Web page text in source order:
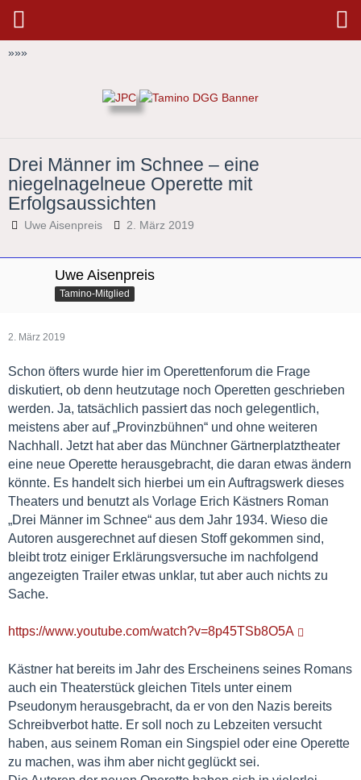
»»»
Drei Männer im Schnee – eine
niegelnagelneue Operette mit
Erfolgsaussichten
Uwe Aisenpreis 2. März 2019
Uwe Aisenpreis
Tamino-Mitglied
2. März 2019
Schon öfters wurde hier im Operettenforum die Frage
diskutiert, ob denn heutzutage noch Operetten geschrieben
werden. Ja, tatsächlich passiert das noch gelegentlich,
meistens aber auf „Provinzbühnen“ und ohne weiteren
Nachhall. Jetzt hat aber das Münchner Gärtnerplatztheater
eine neue Operette herausgebracht, die daran etwas ändern
könnte. Es handelt sich hierbei um ein Auftragswerk dieses
Theaters und benutzt als Vorlage Erich Kästners Roman
„Drei Männer im Schnee“ aus dem Jahr 1934. Wieso die
Autoren ausgerechnet auf diesen Stoff gekommen sind,
bleibt trotz einiger Erklärungsversuche im nachfolgend
angezeigten Trailer etwas unklar, tut aber auch nichts zu
Sache.
https://www.youtube.com/watch?v=8p45TSb8O5A
Kästner hat bereits im Jahr des Erscheinens seines Romans
auch ein Theaterstück gleichen Titels unter einem
Pseudonym herausgebracht, da er von den Nazis bereits
Schreibverbot hatte. Er soll noch zu Lebzeiten versucht
haben, aus seinem Roman ein Singspiel oder eine Operette
zu machen, was ihm aber nicht geglückt sei.